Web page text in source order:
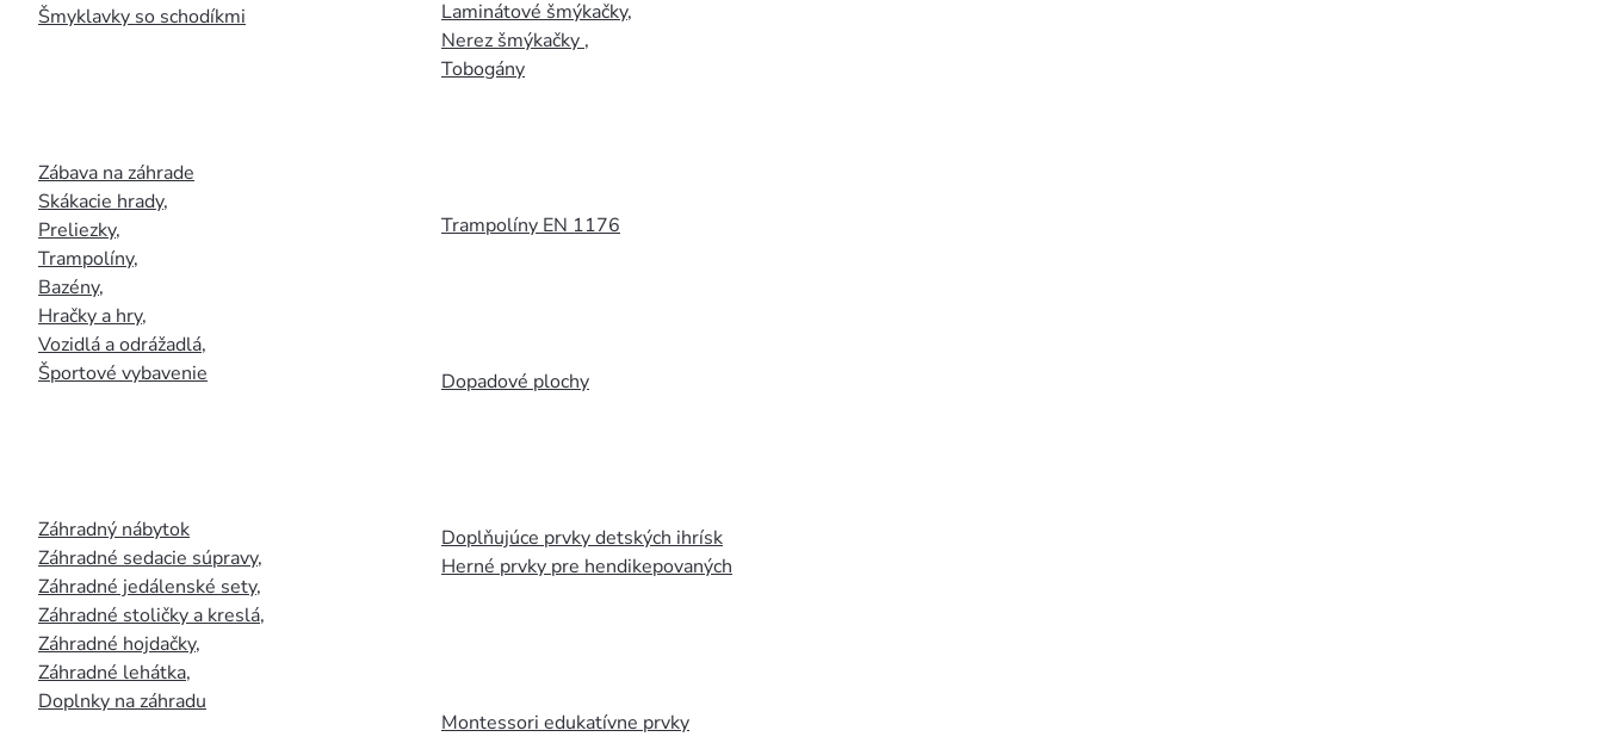
Šmyklavky so schodíkmi
Zábava na záhrade
Skákacie hrady,
Preliezky,
Trampolíny,
Bazény,
Hračky a hry,
Vozidlá a odrážadlá,
Športové vybavenie
Záhradný nábytok
Záhradné sedacie súpravy,
Záhradné jedálenské sety,
Záhradné stoličky a kreslá,
Záhradné hojdačky,
Záhradné lehátka,
Doplnky na záhradu
Laminátové šmýkačky,
Nerez šmýkačky ,
Tobogány
Trampolíny EN 1176
Dopadové plochy
Doplňujúce prvky detských ihrísk
Herné prvky pre hendikepovaných
Montessori edukatívne prvky